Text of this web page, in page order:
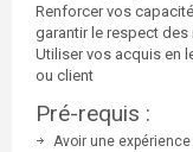
Renforcer vos
garantir le respect des
Utiliser vos acquis en
ou client
Pré-requis :
Avoir une